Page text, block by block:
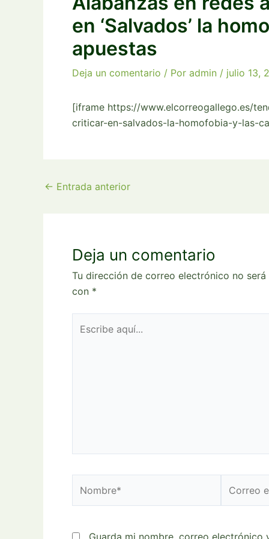
en ‘Salvados’ la
apuestas
Deja un comentario / Por admin / julio 13,
[iframe https://www.elcorreogallego.es/
criticar-en-salvados-la-homofobia-y-las-
← Entrada anterior
Deja un comentario
Tu dirección de correo electrónico no será
con *
aquí...
Guarda mi nombre, correo